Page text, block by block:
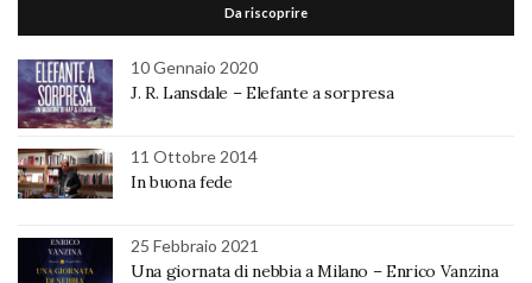
Da riscoprire
10 Gennaio 2020
J. R. Lansdale – Elefante a sorpresa
11 Ottobre 2014
In buona fede
25 Febbraio 2021
Una giornata di nebbia a Milano – Enrico Vanzina